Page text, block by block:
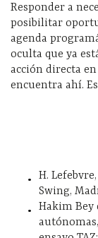
Responder a
posibilitar
agenda
oculta que ya
acción directa
encuentra ahí.
H.
Swing,
Hakim Bey